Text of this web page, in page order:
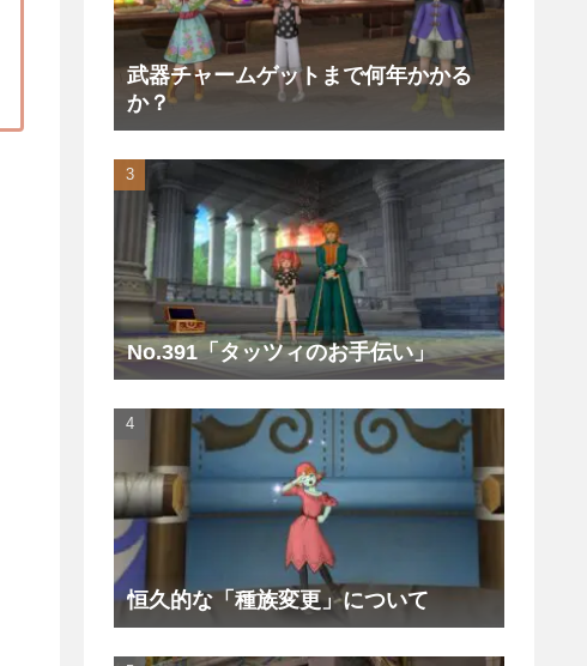
武器チャームゲットまで何年かかる
か？
No.391「タッツィのお手伝い」
恒久的な「種族変更」について